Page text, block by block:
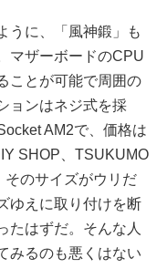
うに、「風神鍛」も
マザーボードのCPU
ことが可能で周囲の
ョンはネジ式を採
AM2で、価格は
SHOP、TSUKUMO
のサイズがウリだ
ゆえに取り付けを断
たはずだ。そんな人
みるのも悪くはない